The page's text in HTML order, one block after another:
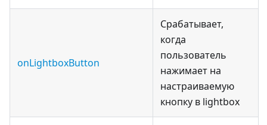
onLightboxButton
Срабатывает,
когда
пользователь
нажимает на
настраиваемую
кнопку в lightbox